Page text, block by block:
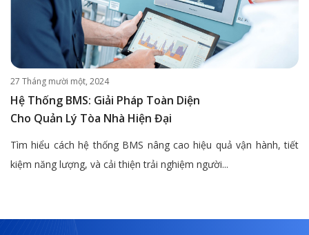
27 Tháng mười một, 2024
Hệ Thống BMS: Giải Pháp Toàn Diện
Cho Quản Lý Tòa Nhà Hiện Đại
Tìm hiểu cách hệ thống BMS nâng cao hiệu quả vận hành, tiết
kiệm năng lượng, và cải thiện trải nghiệm người...